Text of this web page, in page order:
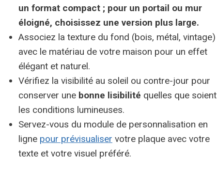
un format compact ; pour un portail ou mur
éloigné, choisissez une version plus large.
Associez la texture du fond (bois, métal, vintage)
avec le matériau de votre maison pour un effet
élégant et naturel.
Vérifiez la visibilité au soleil ou contre-jour pour
conserver une bonne lisibilité quelles que soient
les conditions lumineuses.
Servez-vous du module de personnalisation en
ligne pour prévisualiser votre plaque avec votre
texte et votre visuel préféré.